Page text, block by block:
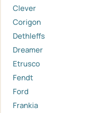
Clever
Corigon
Dethleffs
Dreamer
Etrusco
Fendt
Ford
Frankia